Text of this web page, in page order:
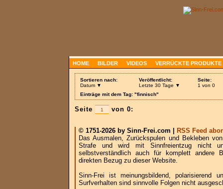
HOME BILDER VIDEOS VERRÜCKTE PRODUKTE
Sortieren nach:
Datum ▼
Veröffentlicht:
Letzte 30 Tage ▼
Seite:
1 von 0
Einträge mit dem Tag: "finnisch"
Seite von 0:
© 1751-2026 by Sinn-Frei.com |
RSS Feed
Das Ausmalen, Zurückspulen und Bekleben
Strafe und wird mit Sinnfreientzug nicht
selbstverständlich auch für komplett andere
direkten Bezug zu dieser Website.
Sinn-Frei ist meinungsbildend, polarisierend
Surfverhalten sind sinnvolle Folgen nicht